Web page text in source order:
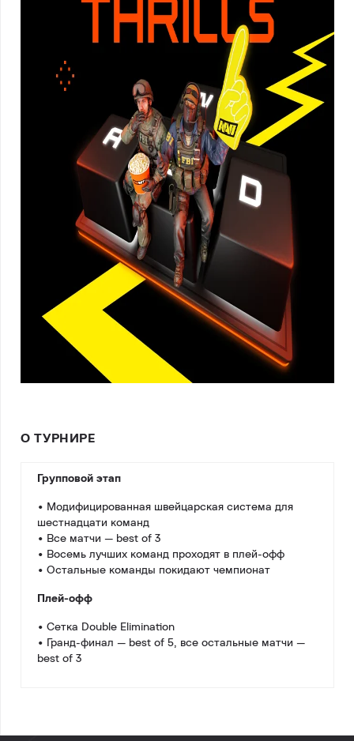
О ТУРНИРЕ
Групповой этап
• Модифицированная швейцарская система для
шестнадцати команд
• Все матчи — best of 3
• Восемь лучших команд проходят в плей-офф
• Остальные команды покидают чемпионат
Плей-офф
• Сетка Double Elimination
• Гранд-финал — best of 5, все остальные матчи —
best of 3